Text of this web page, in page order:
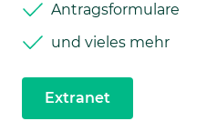
Antragsformulare
und vieles mehr
Extranet